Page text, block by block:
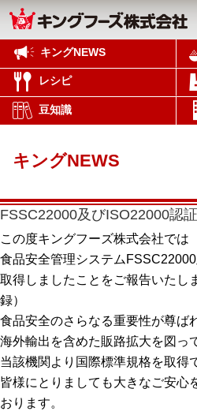
キングNEWS
レシピ
豆知識
キングNEWS
FSSC22000及びISO22000認
この度キングフーズ株式会社では
食品安全管理システム
取得しましたことをご報告いたし
録）
食品安全のさらなる重要性が尊ば
海外輸出を含めた販路拡大を図っ
当該機関より国際標準規格を取得
皆様にとりましても大きなご安心
おります。